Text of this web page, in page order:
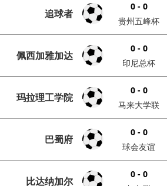
追球者
0 - 0
贵州五峰杯
佩西加雅加达
0 - 0
印尼总杯
玛拉理工学院
0 - 0
马来大学联
巴蜀府
0 - 0
球会友谊
比达纳加尔
0 - 0